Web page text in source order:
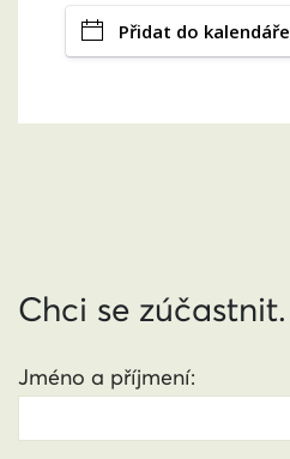
Přidat do kalendáře
Chci se zúčastnit.
Jméno a příjmení: